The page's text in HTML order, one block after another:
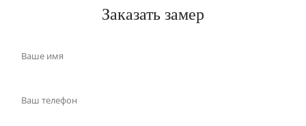
Заказать замер